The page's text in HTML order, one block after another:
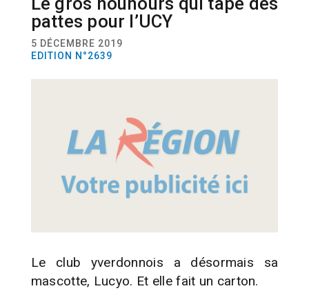
pattes pour l’UCY
5 DÉCEMBRE 2019
EDITION N°2639
Le club yverdonnois a désormais sa
mascotte, Lucyo. Et elle fait un carton.